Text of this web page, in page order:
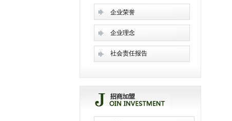
企业荣誉
企业理念
社会责任报告